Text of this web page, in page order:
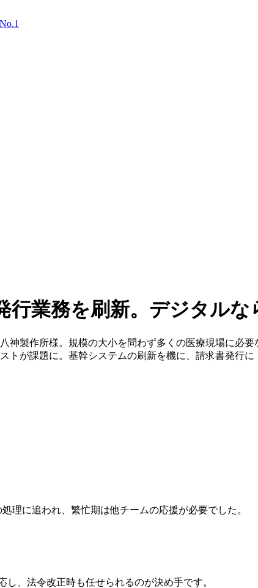
行業務を刷新。デジタルな
神製作所様。規模の大小を問わず多くの医療現場に必
トが課題に。基幹システムの刷新を機に、請求書発行
理に追われ、繁忙期は他チームの応援が必要でした。
、法令改正時も任せられるのが決め手です。